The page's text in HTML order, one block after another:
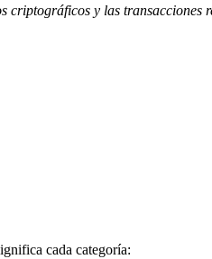
criptográficos y las transacciones
cada categoría: